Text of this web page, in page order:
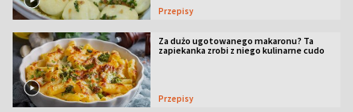
Przepisy
Za dużo ugotowanego makaronu? Ta
zapiekanka zrobi z niego kulinarne cudo
Przepisy